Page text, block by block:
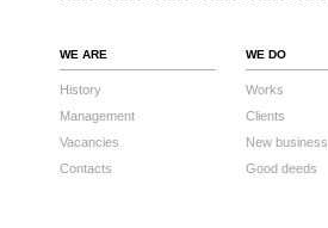
WE ARE
History
Management
Vacancies
Contacts
WE DO
Works
Clients
New business
Good deeds